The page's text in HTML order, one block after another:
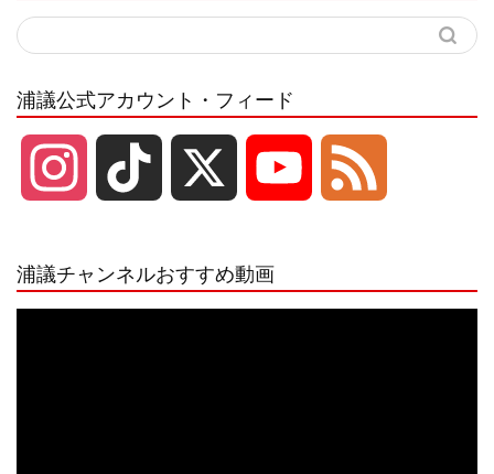
浦議公式アカウント・フィード
浦議チャンネルおすすめ動画